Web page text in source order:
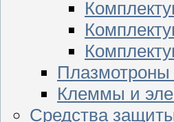
Плазмотроны
Клеммы и
Средства